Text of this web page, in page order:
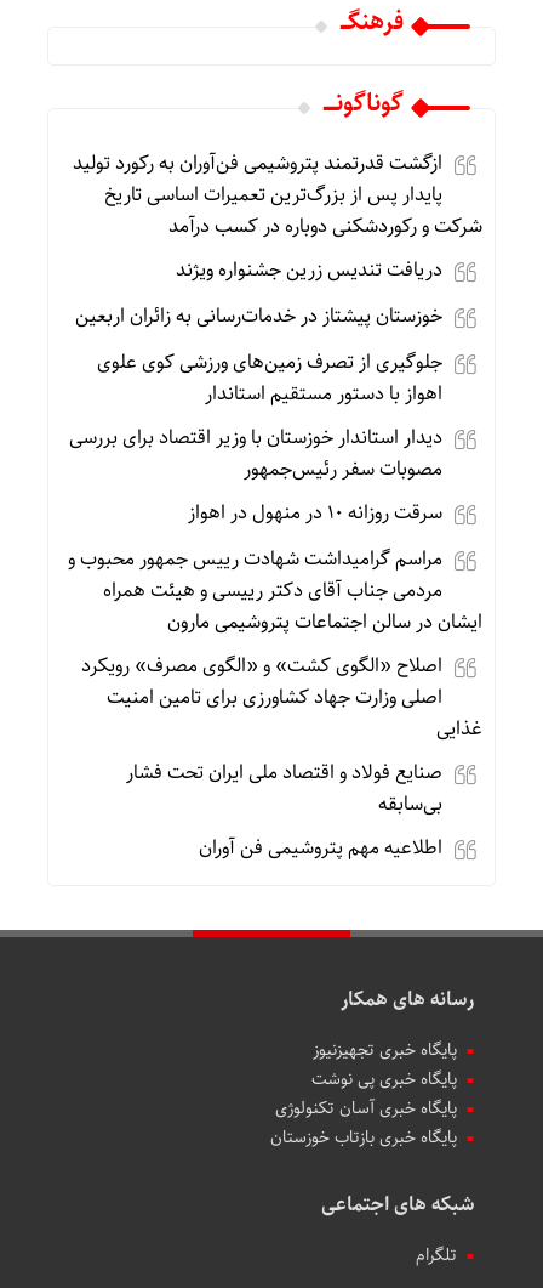
فرهنگـــ
گوناگونـــــ
ازگشت قدرتمند پتروشیمی فن‌آوران به رکورد تولید
پایدار پس از بزرگ‌ترین تعمیرات اساسی تاریخ
شرکت و رکوردشکنی دوباره در کسب درآمد
دریافت تندیس زرین جشنواره ویژند
خوزستان پیشتاز در خدمات‌رسانی به زائران اربعین
جلوگیری از تصرف زمین‌های ورزشی کوی علوی
اهواز با دستور مستقیم استاندار
دیدار استاندار خوزستان با وزیر اقتصاد برای بررسی
مصوبات سفر رئیس‌جمهور
سرقت روزانه ۱۰ در منهول در اهواز
مراسم گرامیداشت شهادت رییس جمهور محبوب و
مردمی جناب آقای دکتر رییسی و هیئت همراه
ایشان در سالن اجتماعات پتروشیمی مارون
اصلاح «الگوی کشت» و «الگوی مصرف» رویکرد
اصلی وزارت جهاد کشاورزی برای تامین امنیت
غذایی
صنایع فولاد و اقتصاد ملی ایران تحت فشار
بی‌سابقه
اطلاعیه مهم پتروشیمی فن آوران
رسانه های همکار
پایگاه خبری تجهیزنیوز
پایگاه خبری پی نوشت
پایگاه خبری آسان تکنولوژی
پایگاه خبری بازتاب خوزستان
شبکه های اجتماعی
تلگرام